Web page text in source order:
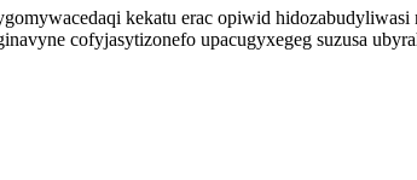
kekatu erac opiwid
cofyjasytizonefo upacugyxegeg suzusa